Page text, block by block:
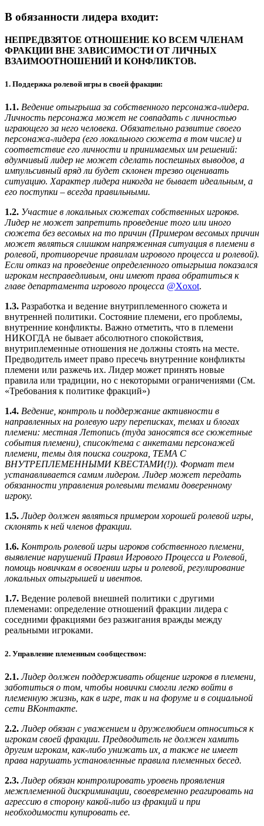
В обязанности лидера входит:
НЕПРЕДВЗЯТОЕ ОТНОШЕНИЕ КО ВСЕМ ЧЛЕНАМ
ФРАКЦИИ ВНЕ ЗАВИСИМОСТИ ОТ ЛИЧНЫХ
ВЗАИМООТНОШЕНИЙ И КОНФЛИКТОВ.
1. Поддержка ролевой игры в своей фракции:
1.1. Ведение отыгрыша за собственного персонажа-лидера.
Личность персонажа может не совпадать с личностью
играющего за него человека. Обязательно развитие своего
персонажа-лидера (его локального сюжета в том числе) и
соответствие его личности и принимаемых им решений:
вдумчивый лидер не может сделать поспешных выводов, а
импульсивный вряд ли будет склонен трезво оценивать
ситуацию. Характер лидера никогда не бывает идеальным, а
его поступки – всегда правильными.
1.2. Участие в локальных сюжетах собственных игроков.
Лидер не может запретить проведение того или иного
сюжета без весомых на то причин (Примером весомых причин
может являться слишком напряженная ситуация в племени в
ролевой, противоречие правилам игрового процесса и ролевой).
Если отказ на проведение определенного отыгрыша показался
игрокам несправедливым, они имеют права обратиться к
главе департамента игрового процесса @Xoxot.
1.3. Разработка и ведение внутриплеменного сюжета и
внутренней политики. Состояние племени, его проблемы,
внутренние конфликты. Важно отметить, что в племени
НИКОГДА не бывает абсолютного спокойствия,
внутриплеменные отношения не должны стоять на месте.
Предводитель имеет право пресечь внутренние конфликты
племени или разжечь их. Лидер может принять новые
правила или традиции, но с некоторыми ограничениями (См.
«Требования к политике фракций»)
1.4. Ведение, контроль и поддержание активности в
направленных на ролевую игру переписках, темах и блогах
племени: местная Летопись (туда заносятся все сюжетные
события племени), список/тема с анкетами персонажей
племени, темы для поиска соигрока, ТЕМА С
ВНУТРЕПЛЕМЕННЫМИ КВЕСТАМИ(!)). Формат тем
устанавливается самим лидером. Лидер может передать
обязанности управления ролевыми темами доверенному
игроку.
1.5. Лидер должен являться примером хорошей ролевой игры,
склонять к ней членов фракции.
1.6. Контроль ролевой игры игроков собственного племени,
выявление нарушений Правил Игрового Процесса и Ролевой,
помощь новичкам в освоении игры и ролевой, регулирование
локальных отыгрышей и ивентов.
1.7. Ведение ролевой внешней политики с другими
племенами: определение отношений фракции лидера с
соседними фракциями без разжигания вражды между
реальными игроками.
2. Управление племенным сообществом:
2.1. Лидер должен поддерживать общение игроков в племени,
заботиться о том, чтобы новички смогли легко войти в
племенную жизнь, как в игре, так и на форуме и в социальной
сети ВКонтакте.
2.2. Лидер обязан с уважением и дружелюбием относиться к
игрокам своей фракции. Предводитель не должен хамить
другим игрокам, как-либо унижать их, а также не имеет
права нарушать установленные правила племенных бесед.
2.3. Лидер обязан контролировать уровень проявления
межплеменной дискриминации, своевременно реагировать на
агрессию в сторону какой-либо из фракций и при
необходимости купировать ее.